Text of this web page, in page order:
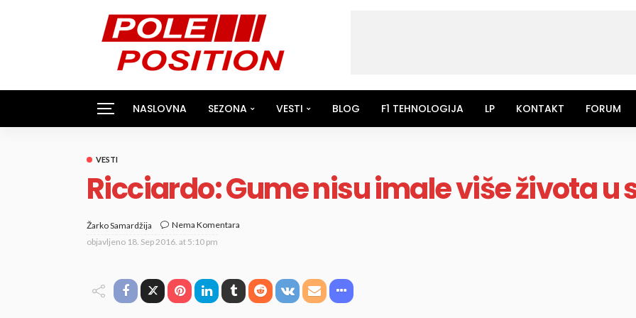
NASLOVNA SEZONA VESTI BLOG F1 TEHNOLOGIJA LP KONTAKT FORUM
VESTI
Ricciardo: Gume nisu imale više života u
Žarko Samardžija
Nema Komentara
objavljeno 18. Sep 2016. at 5:10 pm